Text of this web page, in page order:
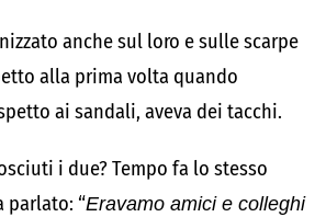
anche sul loro e sulle scarpe
alla prima volta quando
ai sandali, aveva dei tacchi.
i due? Tempo fa lo stesso
parlato: “Eravamo amici e colleghi